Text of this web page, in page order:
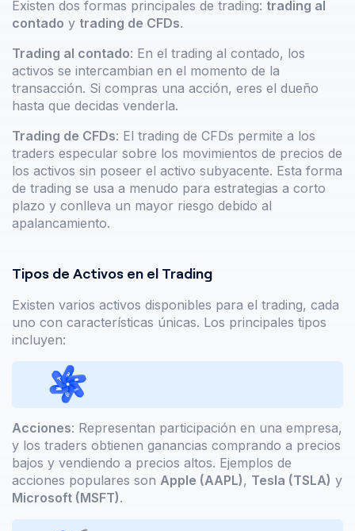
Existen dos formas principales de trading: trading al
contado y trading de CFDs.
Trading al contado: En el trading al contado, los
activos se intercambian en el momento de la
transacción. Si compras una acción, eres el dueño
hasta que decidas venderla.
Trading de CFDs: El trading de CFDs permite a los
traders especular sobre los movimientos de precios de
los activos sin poseer el activo subyacente. Esta forma
de trading se usa a menudo para estrategias a corto
plazo y conlleva un mayor riesgo debido al
apalancamiento.
Tipos de Activos en el Trading
Existen varios activos disponibles para el trading, cada
uno con características únicas. Los principales tipos
incluyen:
Acciones: Representan participación en una empresa,
y los traders obtienen ganancias comprando a precios
bajos y vendiendo a precios altos. Ejemplos de
acciones populares son Apple (AAPL), Tesla (TSLA) y
Microsoft (MSFT).